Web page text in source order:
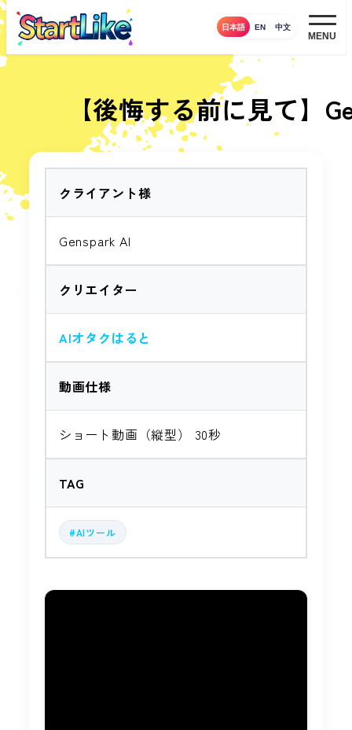
メ
イ
ン
へ
移
日本語 EN 中文
MENU
【後悔する前に見て】
クライアント様
Genspark AI
クリエイター
AIオタクはると
動画仕様
ショート動画（縦型） 30秒
TAG
#AIツール